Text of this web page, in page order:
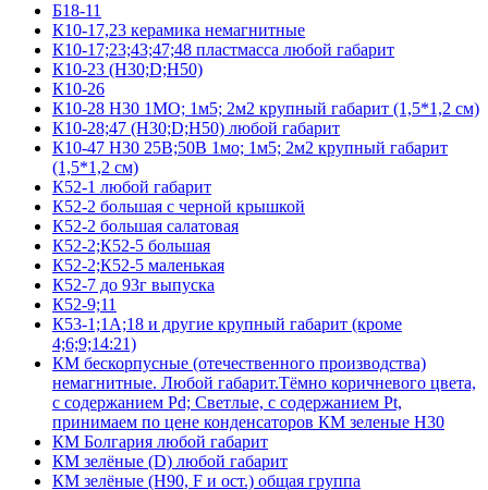
Б18-11
К10-17,23 керамика немагнитные
К10-17;23;43;47;48 пластмасса любой габарит
К10-23 (Н30;D;Н50)
К10-26
К10-28 Н30 1МО; 1м5; 2м2 крупный габарит (1,5*1,2 см)
К10-28;47 (Н30;D;Н50) любой габарит
К10-47 Н30 25В;50В 1мо; 1м5; 2м2 крупный габарит
(1,5*1,2 см)
К52-1 любой габарит
К52-2 большая с черной крышкой
К52-2 большая салатовая
К52-2;К52-5 большая
К52-2;К52-5 маленькая
К52-7 до 93г выпуска
К52-9;11
К53-1;1А;18 и другие крупный габарит (кроме
4;6;9;14:21)
КМ бескорпусные (отечественного производства)
немагнитные. Любой габарит.Тёмно коричневого цвета,
с содержанием Pd; Светлые, с содержанием Pt,
принимаем по цене конденсаторов КМ зеленые Н30
КМ Болгария любой габарит
КМ зелёные (D) любой габарит
КМ зелёные (H90, F и ост.) общая группа